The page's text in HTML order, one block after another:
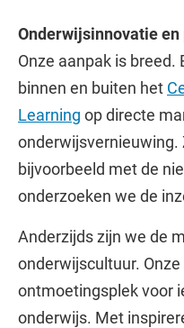
Onderwijsinnovatie
Onze aanpak is
binnen en buiten het
Learning op directe
bijvoorbeeld met de
onderzoeken we de
Anderzijds zijn we de
onderwijscultuur.
ontmoetingsplek voor
onderwijs. Met